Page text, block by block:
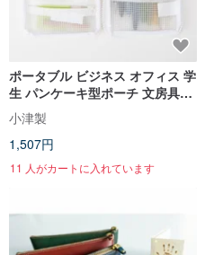
ポータブル ビジネス オフィス 学
生 パンケーキ型ポーチ 文房具ケ
ース 手帳 証明書 メッシュ 透明
収納 ペンケース
小津製
1,507円
11 人がカートに入れています